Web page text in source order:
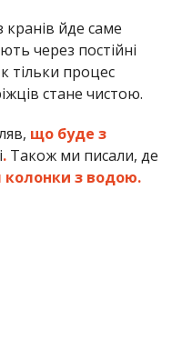
кранів йде саме
через постійні
тільки процес
стане чистою.
що буде з
.Також ми писали, де
колонки з водою.